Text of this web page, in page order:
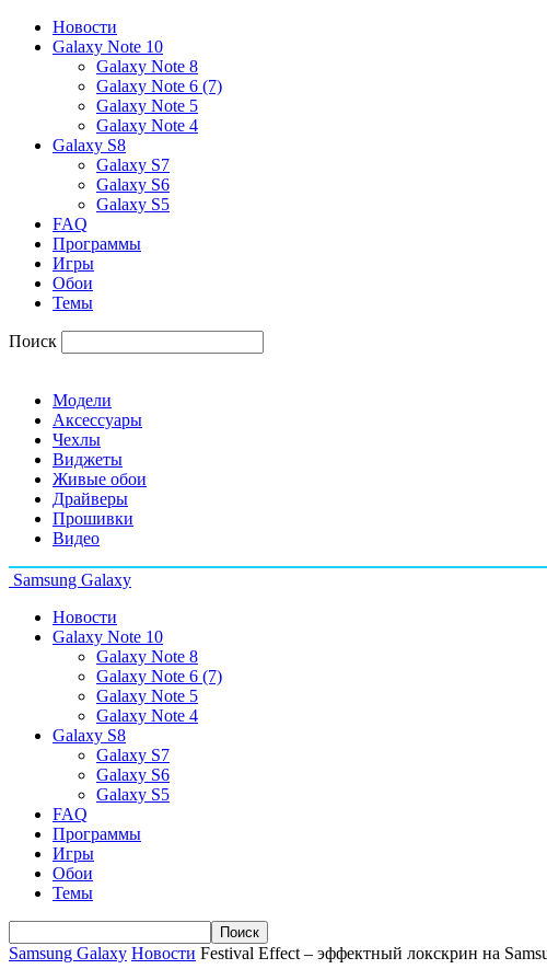
Новости
Galaxy Note 10
Galaxy Note 8
Galaxy Note 6 (7)
Galaxy Note 5
Galaxy Note 4
Galaxy S8
Galaxy S7
Galaxy S6
Galaxy S5
FAQ
Программы
Игры
Обои
Темы
Поиск
Модели
Аксессуары
Чехлы
Виджеты
Живые обои
Драйверы
Прошивки
Видео
Samsung Galaxy
Новости
Galaxy Note 10
Galaxy Note 8
Galaxy Note 6 (7)
Galaxy Note 5
Galaxy Note 4
Galaxy S8
Galaxy S7
Galaxy S6
Galaxy S5
FAQ
Программы
Игры
Обои
Темы
Samsung Galaxy Новости Festival Effect – эффектный локскрин на